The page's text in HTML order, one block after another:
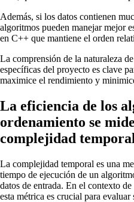
Además, si los datos contienen
algoritmos pueden manejar mejor
en C++ que mantiene el orden
La comprensión de la naturaleza
específicas del proyecto es clave
maximice el rendimiento y
La eficiencia de los
ordenamiento se
complejidad temporal
La complejidad temporal es una
tiempo de ejecución de un
datos de entrada. En el contexto
esta métrica es crucial para evaluar